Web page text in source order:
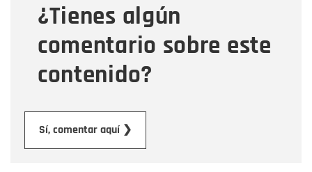
¿Tienes algún
comentario sobre este
contenido?
Sí, comentar aquí ❯
Mensaje